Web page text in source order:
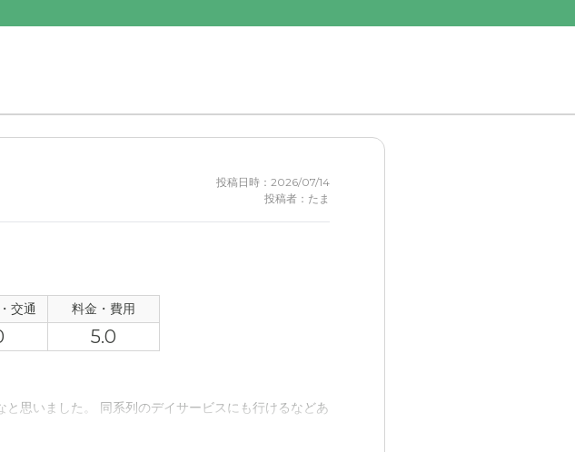
投稿日時：2026/07/14
投稿者：たま
交通 料金・費用
5.0
思いました。 同系列のデイサービスにも行けるなどあ